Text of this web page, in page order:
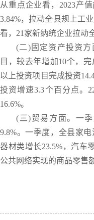
从重点企业看，2023产
3.84%，拉动全县规上工
看，21家新纳统企业拉动
(二)固定资产投资方
目，较去年增加10个，
以上投资项目完成投资
投资增速3.3个百分点。
16.6%。
(三)贸易方面。一
9.8%。一季度，全县家
器材类增长23.5%，汽车
公共网络实现的商品零售